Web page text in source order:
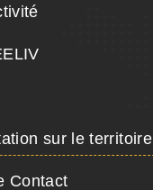
sur le territoire
Contact